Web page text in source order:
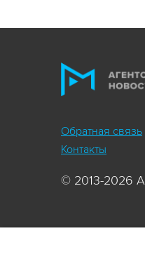
Обратная связь
Контакты
© 2013-2026